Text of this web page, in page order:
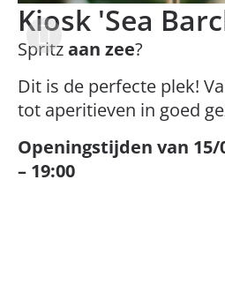
Kiosk 'Sea
Spritzaan zee?
Dit is de perfecte plek!
tot aperitieven in goed
Openingstijden van 15/
– 19:00